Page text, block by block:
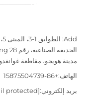
اتصل
هويجو، مقاطعة غوانغدونغ
[email protected]